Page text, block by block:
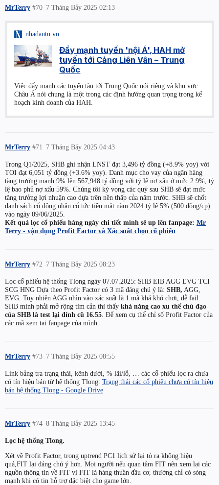
MrTerry 7 Tháng Bảy 2025 02:13
#70
nhadautu.vn
Đẩy mạnh tuyến 'nội Á', HAH mở
tuyến tới Cảng Liên Vân – Trung
Quốc
Việc đẩy mạnh các tuyến tàu tới Trung Quốc nói riêng và khu vực
Châu Á nói chung là một trong các định hướng quan trọng trong kế
hoạch kinh doanh của HAH.
MrTerry 7 Tháng Bảy 2025 04:43
#71
Trong Q1/2025, SHB ghi nhận LNST đạt 3,496 tỷ đồng (+8.9% yoy) với
TOI đạt 6,051 tỷ đồng (+3.6% yoy). Danh mục cho vay của ngân hàng
tăng trưởng mạnh 9% lên 567,948 tỷ đồng với tỷ lệ nợ xấu ở mức 2.9%, tỷ
lệ bao phủ nợ xấu 59%. Chúng tôi kỳ vọng các quý sau SHB sẽ đạt mức
tăng trưởng lợi nhuận cao dựa trên nền thấp của năm trước. SHB sẽ chốt
danh sách cổ đông nhận cổ tức tiền mặt năm 2024 tỷ lệ 5% (500 đồng/cp)
vào ngày 09/06/2025.
Kết quả lọc cổ phiếu hàng ngày chi tiết mình sẽ up lên fanpage: Mr
Terry - vận dụng Profit Factor và Xác suất chọn cổ phiếu
MrTerry 7 Tháng Bảy 2025 08:23
#72
Lọc cổ phiếu hệ thống Tlong ngày 07.07.2025: SHB EIB AGG EVG TCI
SCG HNG Dựa theo Profit Factor có 3 mã đáng chú ý là: SHB, AGG,
EVG. Tuy nhiên AGG nhìn vào xác suất là 1 mã khá khó chơi, dễ fail.
SHB mình phải mở rộng tìm cản thì thấy khả năng cao xu thế chủ đạo
của SHB là test lại đỉnh cũ 16.55 . Để xem cụ thể chỉ số Profit Factor của
các mã xem tại fanpage của mình.
MrTerry 7 Tháng Bảy 2025 08:55
#73
Link bảng tra trạng thái, kênh dưới, % lãi/lỗ, … các cổ phiếu lọc ra chưa
có tín hiệu bán từ hệ thống Tlong: Trạng thái các cổ phiếu chưa có tín hiệu
bán hệ thống Tlong - Google Drive
MrTerry 8 Tháng Bảy 2025 13:45
#74
Lọc hệ thống Tlong.
Xét về Profit Factor, trong uptrend PC1 lịch sử lại tỏ ra không hiệu
quả,FIT lại đáng chú ý hơn. Mọi người nếu quan tâm FIT nên xem lại các
nguồn thông tin về FIT vì FIT là hàng thuần đầu cơ, thường chỉ có sóng
mạnh khi có tin hỗ trợ đặc biệt cho game lớn.